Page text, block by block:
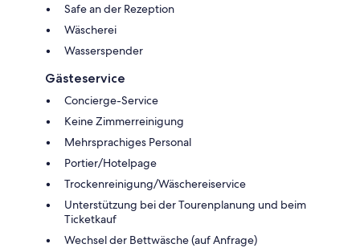
Safe an der Rezeption
Wäscherei
Wasserspender
Gästeservice
Concierge-Service
Keine Zimmerreinigung
Mehrsprachiges Personal
Portier/Hotelpage
Trockenreinigung/Wäschereiservice
Unterstützung bei der Tourenplanung und beim
Ticketkauf
Wechsel der Bettwäsche (auf Anfrage)